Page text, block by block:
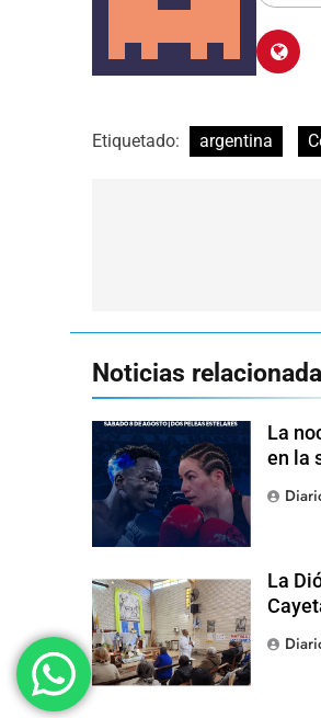
Etiquetado: argentina
Noticias
La
en la
La